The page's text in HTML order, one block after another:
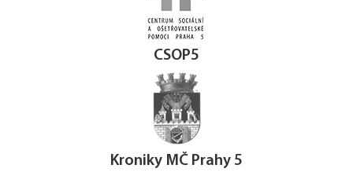
CSOP5
Kroniky MČ Prahy 5